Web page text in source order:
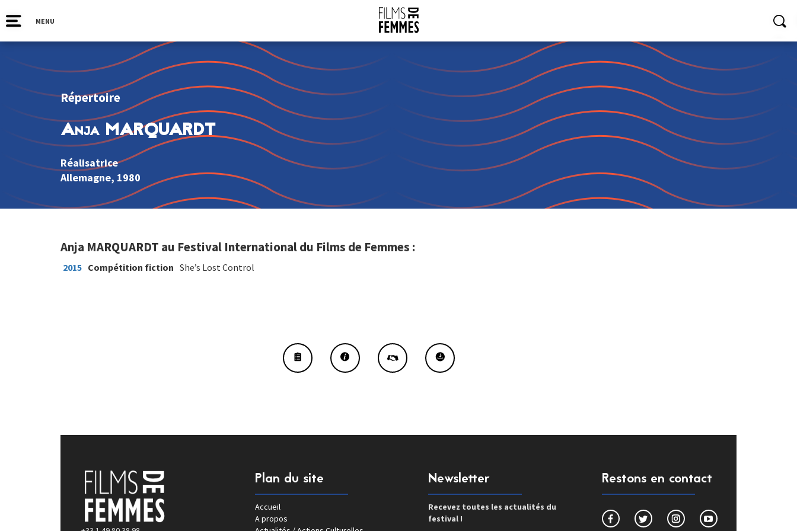
MENU
Répertoire
Anja MARQUARDT
Réalisatrice
Allemagne, 1980
Anja MARQUARDT au Festival International du Films de Femmes :
2015 Compétition fiction She’s Lost Control
Plan du site
Accueil
A propos
Newsletter
Recevez toutes les actualités du
festival !
Restons en contact